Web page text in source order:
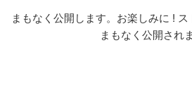
まもなく公開します。お楽しみに ! ス
まもなく公開されま